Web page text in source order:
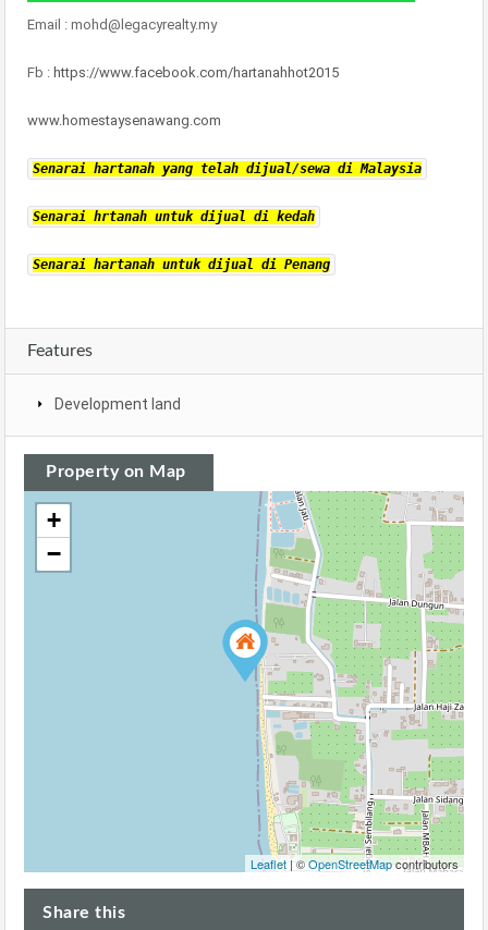
Email : mohd@legacyrealty.my
Fb : https://www.facebook.com/hartanahhot2015
www.homestaysenawang.com
Senarai hartanah yang telah dijual/sewa di Malaysia
Senarai hrtanah untuk dijual di kedah
Senarai hartanah untuk dijual di Penang
Features
Development land
Property on Map
+
−
Leaflet | ©OpenStreetMapcontributors
Share this